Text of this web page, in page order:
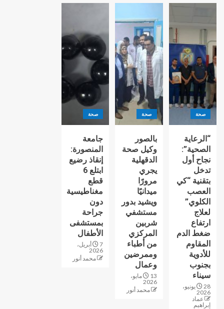
صحة
“الرعاية
الصحية”:
نجاح أول
تدخل
بتقنية “كي
العصب
الكلوي”
لعلاج
ارتفاع
ضغط الدم
المقاوم
للأدوية
بجنوب
سيناء
28 يونيو،
2026
عماد
إبراهيم
صحة
بالصور
وكيل صحة
الدقهلية
يجري
مرورًا
ميدانيًا
ويشيد بدور
مستشفي
شربين
المركزي
من أطباء
وممرضين
وعمال
13 مايو،
2026
محمد أنور
صحة
جامعة
المنصورة:
إنقاذ رضيع
ابتلع 6
قطع
مغناطيسية
دون
جراحة
بمستشفى
الأطفال
7 أبريل،
2026
محمد أنور